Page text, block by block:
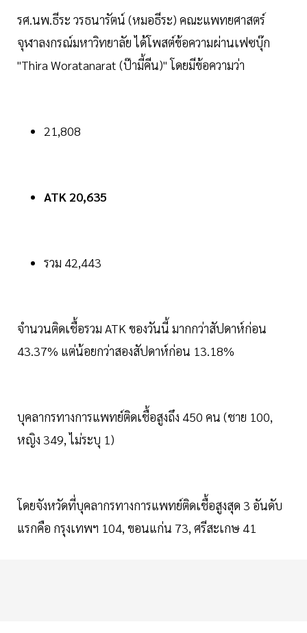
รศ.นพ.ธีระ วรธนารัตน์ (หมอธีระ) คณะแพทยศาสตร์
จุฬาลงกรณ์มหาวิทยาลัย ได้โพสต์ข้อความผ่านเฟซบุ๊ก
"Thira Woratanarat (ป๊ามี้คีน)" โดยมีข้อความว่า
21,808
ATK 20,635
รวม 42,443
จำนวนติดเชื้อรวม ATK ของวันนี้ มากกว่าสัปดาห์ก่อน
43.37% แต่น้อยกว่าสองสัปดาห์ก่อน 13.18%
บุคลากรทางการแพทย์ติดเชื้อสูงถึง 450 คน (ชาย 100,
หญิง 349, ไม่ระบุ 1)
โดยจังหวัดที่บุคลากรทางการแพทย์ติดเชื้อสูงสุด 3 อันดับ
แรกคือ กรุงเทพฯ 104, ขอนแก่น 73, ศรีสะเกษ 41